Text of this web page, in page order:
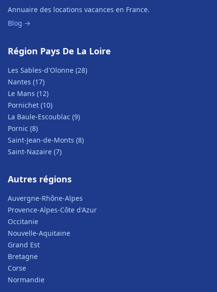
Annuaire des locations vacances en France.
Blog →
Région Pays De La Loire
Les Sables-d'Olonne (28)
Nantes (17)
Le Mans (12)
Pornichet (10)
La Baule-Escoublac (9)
Pornic (8)
Saint-Jean-de-Monts (8)
Saint-Nazaire (7)
Autres régions
Auvergne-Rhône-Alpes
Provence-Alpes-Côte d'Azur
Occitanie
Nouvelle-Aquitaine
Grand Est
Bretagne
Corse
Normandie